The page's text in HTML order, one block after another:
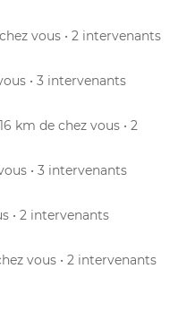
vous • 2 intervenants
• 3 intervenants
16 km de chez vous • 2
• 3 intervenants
• 2 intervenants
vous • 2 intervenants